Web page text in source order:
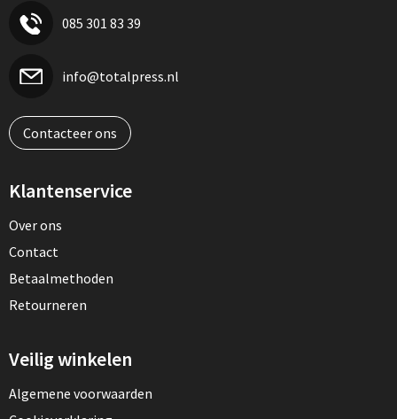
085 301 83 39
info@totalpress.nl
Contacteer ons
Klantenservice
Over ons
Contact
Betaalmethoden
Retourneren
Veilig winkelen
Algemene voorwaarden